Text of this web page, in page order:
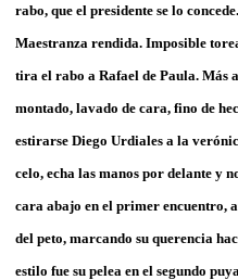
rabo, que el presidente se lo
Maestranza rendida. Imposible
tira el rabo a Rafael de Paula. Más
montado, lavado de cara, fino de
estirarse Diego Urdiales a la
celo, echa las manos por delante y
cara abajo en el primer encuentro,
del peto, marcando su querencia
estilo fue su pelea en el segundo